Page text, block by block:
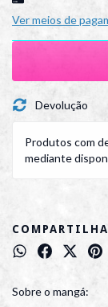
Ver meios de
Devolução
Produtos com
mediante
Sobre o mangá: